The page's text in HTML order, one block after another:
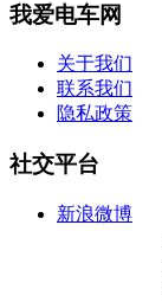
我爱电车网
关于我们
联系我们
隐私政策
社交平台
新浪微博